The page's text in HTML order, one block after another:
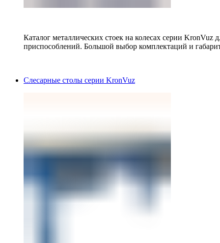
Каталог металлических стоек на колесах серии KronVuz
приспособлений. Большой выбор комплектаций и
Слесарные столы серии KronVuz